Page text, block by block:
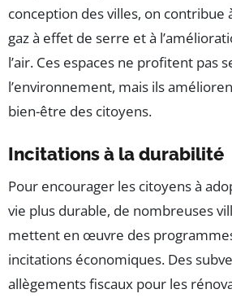
conception des villes, on contribue
gaz à effet de serre et à
l’air. Ces espaces ne profitent pas
l’environnement, mais ils
bien-être des citoyens.
Incitations à la durabilité
Pour encourager les citoyens à
vie plus durable, de nombreuses
mettent en œuvre des
incitations économiques. Des
allègements fiscaux pour les